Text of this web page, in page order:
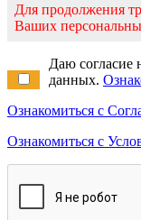
Для продолжения
Ваших
Даю согласие
данных.
Ознакомиться с
Ознакомиться с